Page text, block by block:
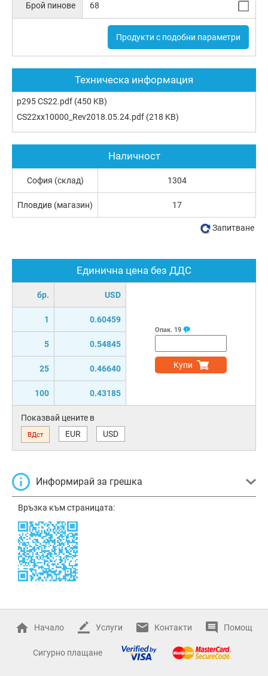
Брой пинове 68
Продукти с подобни параметри
Техническа информация
p295 CS22.pdf (450 KB)
CS22xx10000_Rev2018.05.24.pdf (218 KB)
Единична цена без ДДС
бр. USD
1 0.60459
5 0.54845
25 0.46640
100 0.43185
Опак. 19
Купи
Показвай цените в
ВДст EUR USD
Информирай за грешка
Връзка към страницата:
Наличност
София (склад) 1304
Пловдив (магазин) 17
Запитване
Начало Услуги Контакти Помощ
Сигурно плащане